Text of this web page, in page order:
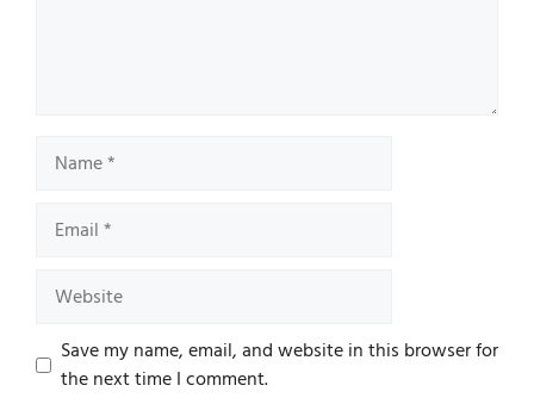
Name
Email
Website
Save my name, email, and website in this browser for
the next time I comment.